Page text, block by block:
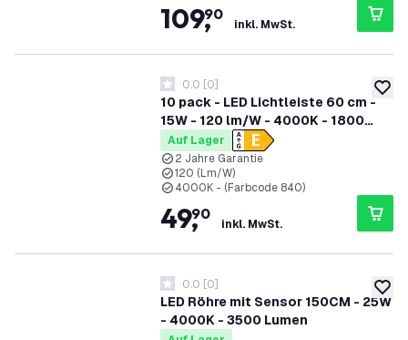
109,
90
inkl. MwSt.
zur
10 pack - LED Lichtleiste 60 cm -
15W - 120 lm/W - 4000K - 1800
Lumen
0 Bewertungssterne
0.0 [0]
Auf Lager
2 Jahre Garantie
120 (Lm/W)
4000K - (Farbcode 840)
49,
90
inkl. MwSt.
zur
LED Röhre mit Sensor 150CM - 25W
- 4000K - 3500 Lumen
0 Bewertungssterne
0.0 [0]